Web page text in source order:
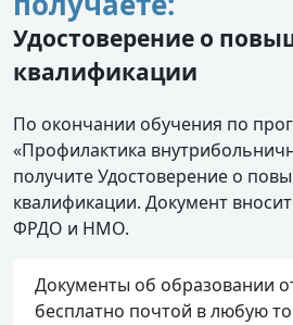
Удостоверение о
квалификации
По окончании обучения по
«Профилактика
получите Удостоверение о
квалификации. Документ
ФРДО и НМО.
Документы об образовании
бесплатно почтой в любую